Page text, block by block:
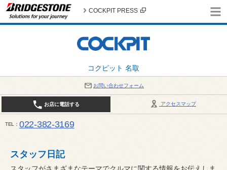
コクピット 名取
COCKPIT PRESS
お問い合わせフォーム
アクセスマップ
お店に電話する
TEL 022-382-3169
スタッフ日記